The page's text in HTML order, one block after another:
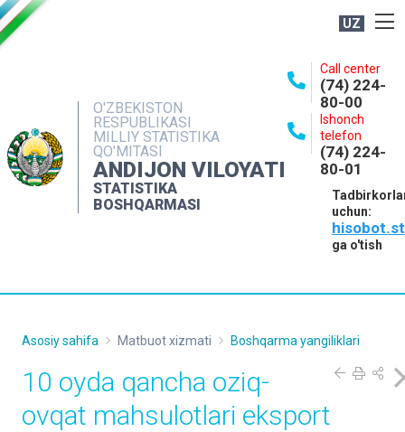
UZ
O'ZBEKISTON
RESPUBLIKASI
MILLIY STATISTIKA
QO'MITASI
ANDIJON VILOYATI
STATISTIKA
BOSHQARMASI
Call center
(74) 224-
80-00
Ishonch
telefon
(74) 224-
80-01
uchun:
ga o'tish
NASHRLAR
INTERAKTIV XIZMATLAR
MATBUOT XIZMATI
MUROJAATLAR
Asosiy sahifa Matbuot xizmati Boshqarma yangiliklari
10 oyda qancha oziq-
ovqat mahsulotlari eksport